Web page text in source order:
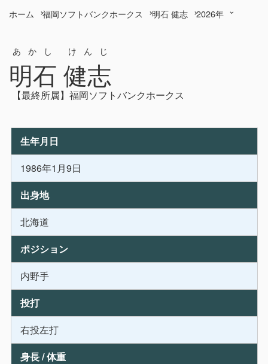
ホーム 福岡ソフトバンクホークス 明石 健志 2026年
明石 健志
あかし けんじ
【最終所属】福岡ソフトバンクホークス
生年月日
1986年1月9日
出身地
北海道
ポジション
内野手
投打
右投左打
身長 / 体重